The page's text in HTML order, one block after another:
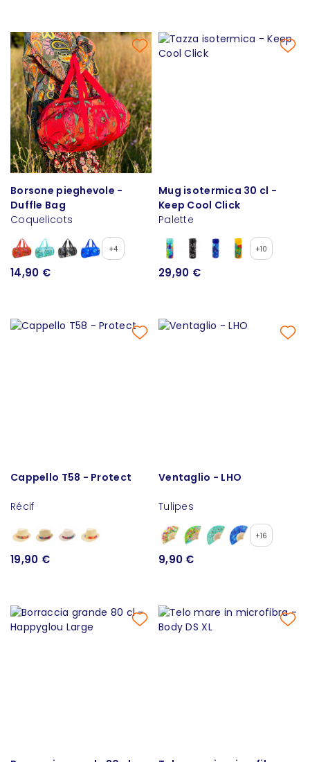
Borsone pieghevole -
Duffle Bag
Coquelicots
+4
14,90 €
Mug isotermica 30 cl -
Keep Cool Click
Palette
+10
29,90 €
Cappello T58 - Protect
Récif
19,90 €
Ventaglio - LHO
Tulipes
+16
9,90 €